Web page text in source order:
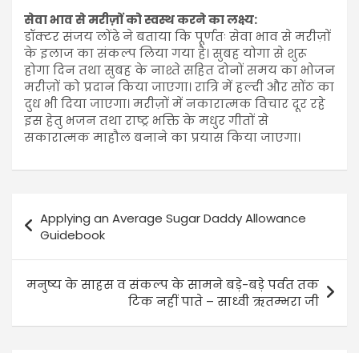
सेवा भाव से मरीज़ों को स्वस्थ करने का लक्ष्य:
डॉक्टर संजय लोंढे ने बताया कि पूर्णतः सेवा भाव से मरीज़ों
के इलाज का संकल्प लिया गया है। सुबह योगा से शुरू
होगा दिन तथा सुबह के नाश्ते सहित दोनों समय का भोजन
मरीज़ों को प्रदान किया जाएगा। रात्रि में हल्दी और सोंठ का
दुध भी दिया जाएगा। मरीज़ों में नकारात्मक विचार दूर रहे
इस हेतु भजन तथा राष्ट्र भक्ति के मधुर गीतों से
सकारात्मक माहौल बनाने का प्रयास किया जाएगा।
Applying an Average Sugar Daddy Allowance
Guidebook
मनुष्य के साहस व संकल्प के सामने बड़े-बड़े पर्वत तक
टिक नहीं पाते – साध्वी ऋतम्भरा जी